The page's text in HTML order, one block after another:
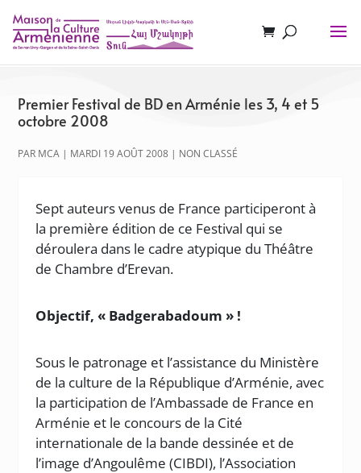
Premier Festival de BD en Arménie les 3, 4 et 5
octobre 2008
PAR MCA | MARDI 19 AOÛT 2008 | NON CLASSÉ
Sept auteurs venus de France participeront à
la première édition de ce Festival qui se
déroulera dans le cadre atypique du Théâtre
de Chambre d’Erevan.
Objectif, « Badgerabadoum » !
Sous le patronage et l’assistance du Ministère
de la culture de la République d’Arménie, avec
la participation de l’Ambassade de France en
Arménie et le concours de la Cité
internationale de la bande dessinée et de
l’image d’Angoulême (CIBDI), l’Association